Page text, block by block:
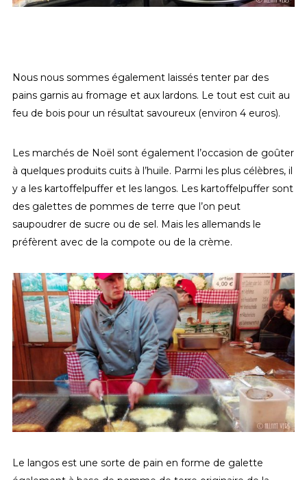
Nous nous sommes également laissés tenter par des
pains garnis au fromage et aux lardons. Le tout est cuit au
feu de bois pour un résultat savoureux (environ 4 euros).
Les marchés de Noël sont également l’occasion de goûter
à quelques produits cuits à l’huile. Parmi les plus célèbres, il
y a les kartoffelpuffer et les langos. Les kartoffelpuffer sont
des galettes de pommes de terre que l’on peut
saupoudrer de sucre ou de sel. Mais les allemands le
préfèrent avec de la compote ou de la crème.
Le langos est une sorte de pain en forme de galette